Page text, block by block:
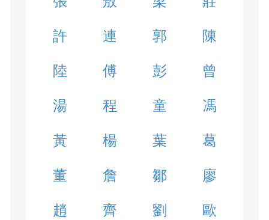
許 連 郭 陳
陸 傅 彭 曾
湯 程 童 馮
黃 楊 葉 葛
董 詹 鄒 廖
趙 齊 劉 歐